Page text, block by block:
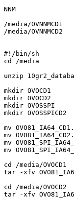
NNM
/media/OVNNMCD1
/media/OVNNMCD2
#!/bin/sh
cd /media
unzip
mkdir OVOCD1
mkdir OVOCD2
mkdir OVOSSPI
mkdir OVOSSPICD2
mv
mv
mv
mv
cd /media/OVOCD1
tar -xfv
cd /media/OVOCD2
tar -xfv